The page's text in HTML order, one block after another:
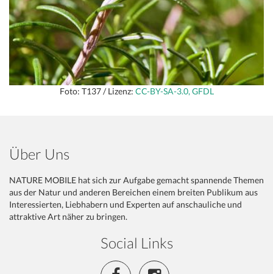
Foto: T137 / Lizenz: CC-BY-SA-3.0, GFDL
Über Uns
NATURE MOBILE hat sich zur Aufgabe gemacht spannende Themen
aus der Natur und anderen Bereichen einem breiten Publikum aus
Interessierten, Liebhabern und Experten auf anschauliche und
attraktive Art näher zu bringen.
Social Links